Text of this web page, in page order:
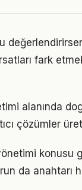
fark
alanında
çözümler
konusu
da anahtarı